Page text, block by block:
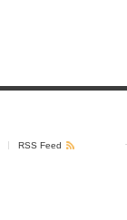
RSS Feed